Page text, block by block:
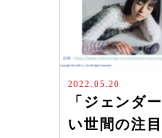
2022.05.20
「ジェンダ
い世間の注